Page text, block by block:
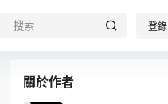
登錄
關於作者